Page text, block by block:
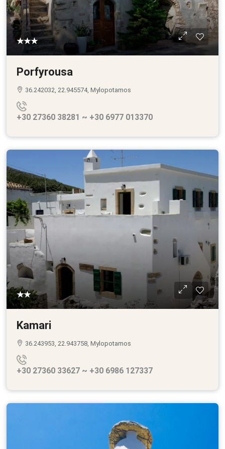
★★★
Porfyrousa
36.242032, 22.945574, Mylopotamos
+30 27360 38281 ~ +30 6977 013370
★★
Kamari
36.243953, 22.943758, Mylopotamos
+30 27360 33627 ~ +30 6986 127337